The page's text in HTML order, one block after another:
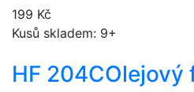
199 Kč
Kusů skladem: 9+
HF 204COlejový